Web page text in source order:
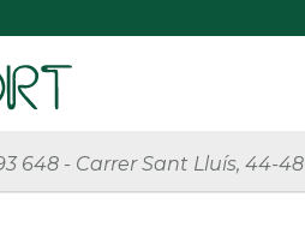
648 - Carrer Sant Lluís, 44-48